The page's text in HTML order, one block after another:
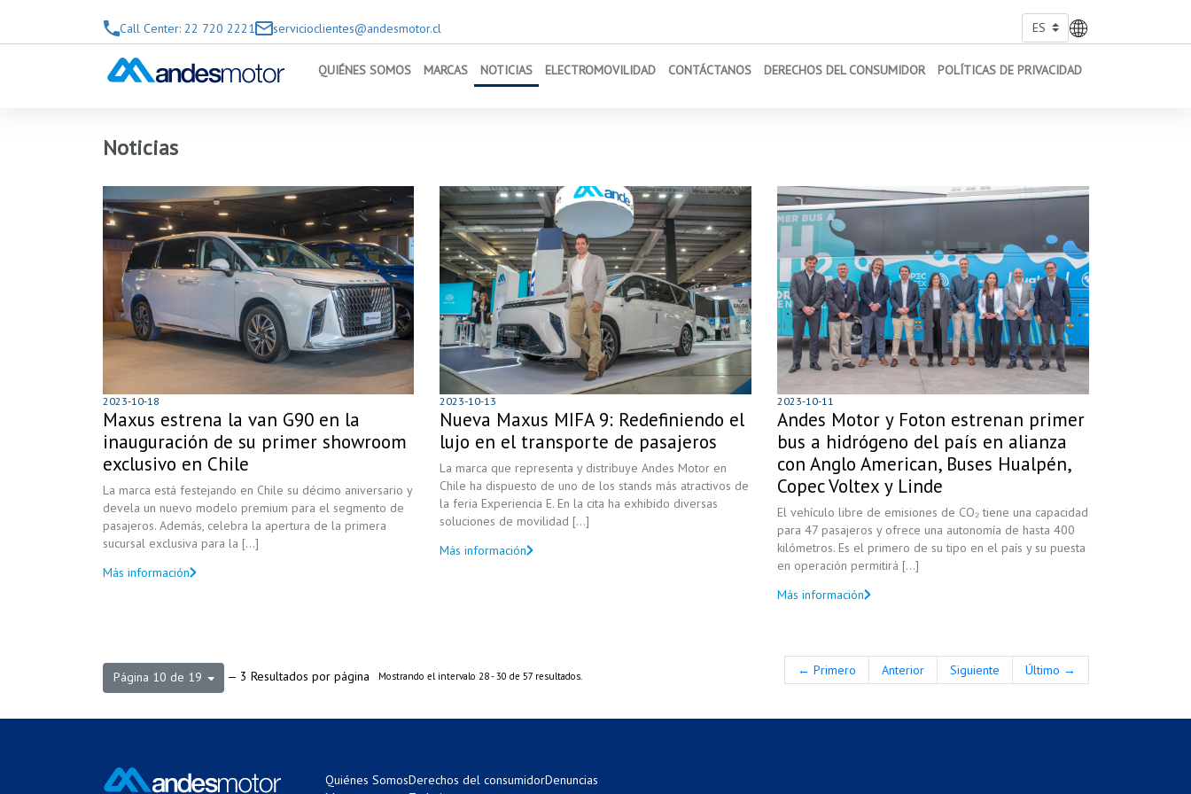
Call Center: 22 720 2221
servicioclientes@andesmotor.cl
QUIÉNES SOMOS MARCAS NOTICIAS ELECTROMOVILIDAD CONTÁCTANOS DERECHOS DEL CONSUMIDOR POLÍTICAS DE PRIVACIDAD
Noticias
2023-10-18
Maxus estrena la van G90 en la
inauguración de su primer showroom
exclusivo en Chile
La marca está festejando en Chile su décimo aniversario y
devela un nuevo modelo premium para el segmento de
pasajeros. Además, celebra la apertura de la primera
sucursal exclusiva para la [...]
Más información
2023-10-13
Nueva Maxus MIFA 9: Redefiniendo el
lujo en el transporte de pasajeros
La marca que representa y distribuye Andes Motor en
Chile ha dispuesto de uno de los stands más atractivos de
la feria Experiencia E. En la cita ha exhibido diversas
soluciones de movilidad [...]
Más información
2023-10-11
Andes Motor y Foton estrenan primer
bus a hidrógeno del país en alianza
con Anglo American, Buses Hualpén,
Copec Voltex y Linde
El vehículo libre de emisiones de CO₂ tiene una capacidad
para 47 pasajeros y ofrece una autonomía de hasta 400
kilómetros. Es el primero de su tipo en el país y su puesta
en operación permitirá [...]
Más información
Página 10 de 19 — 3 Resultados por página Mostrando el intervalo 28 - 30 de 57 resultados. ← Primero Anterior Siguiente Último →
Quiénes SomosDerechos del consumidorDenuncias